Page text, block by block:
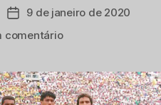
Data9 de janeiro de 2020
comentárioem
1994:
a